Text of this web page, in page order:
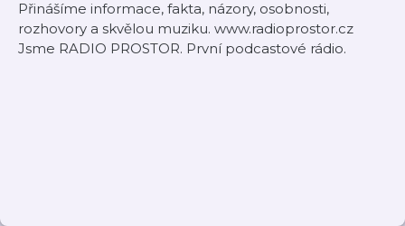
Přinášíme informace, fakta, názory, osobnosti,
rozhovory a skvělou muziku. www.radioprostor.cz
Jsme RADIO PROSTOR. První podcastové rádio.